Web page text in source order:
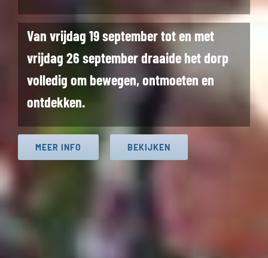
Van vrijdag 19 september tot en met
vrijdag 26 september draaide het dorp
volledig om bewegen, ontmoeten en
ontdekken.
MEER INFO BEKIJKEN